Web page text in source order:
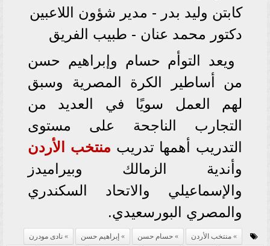
كابتن وليد بدر - مدير شؤون اللاعبين
دكتور محمد عنان - طبيب الفريق
ويعد التوأم حسام وإبراهيم حسن
من أساطير الكرة المصرية وسبق
لهم العمل سويًا في العديد من
التجارب الناجحة على مستوى
التدريب أهمها تدريب منتخب الأردن
وأندية الزمالك وبيراميدز
والإسماعيلي والاتحاد السكندري
والمصري البورسعيدي.
منتخب الأردن حسام حسن إبراهيم حسن
نادى مودرن